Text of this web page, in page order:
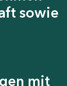
sowie
mit